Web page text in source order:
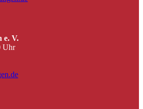
e. V.
Uhr